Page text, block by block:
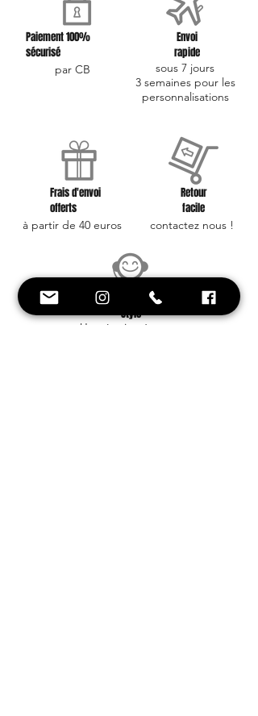
Paiement 100%
sécurisé
par CB
Envoi
rapide
sous 7 jours
3 semaines pour les
personnalisations
Frais d'envoi
offerts
à partir de 40 euros
Retour
facile
contactez nous !
Conseil et
Style
Une équipe à votre